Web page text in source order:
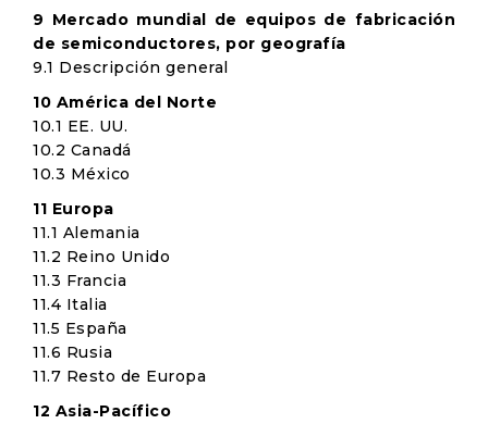
9 Mercado mundial de equipos de fabricación
de semiconductores, por geografía
9.1 Descripción general
10 América del Norte
10.1 EE. UU.
10.2 Canadá
10.3 México
11 Europa
11.1 Alemania
11.2 Reino Unido
11.3 Francia
11.4 Italia
11.5 España
11.6 Rusia
11.7 Resto de Europa
12 Asia-Pacífico